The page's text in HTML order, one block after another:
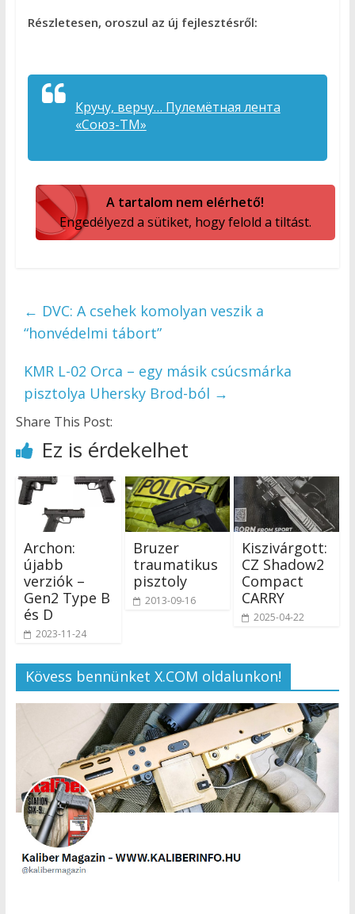
Részletesen, oroszul az új fejlesztésről:
Кручу, верчу… Пулемётная лента
«Союз-ТМ»
A tartalom nem elérhető!
Engedélyezd a sütiket, hogy felold a tiltást.
← DVC: A csehek komolyan veszik a
“honvédelmi tábort”
KMR L-02 Orca – egy másik csúcsmárka
pisztolya Uhersky Brod-ból →
Share This Post:
Ez is érdekelhet
Archon:
újabb
verziók –
Gen2 Type B
és D
2023-11-24
Bruzer
traumatikus
pisztoly
2013-09-16
Kiszivárgott:
CZ Shadow2
Compact
CARRY
2025-04-22
Kövess bennünket X.COM oldalunkon!